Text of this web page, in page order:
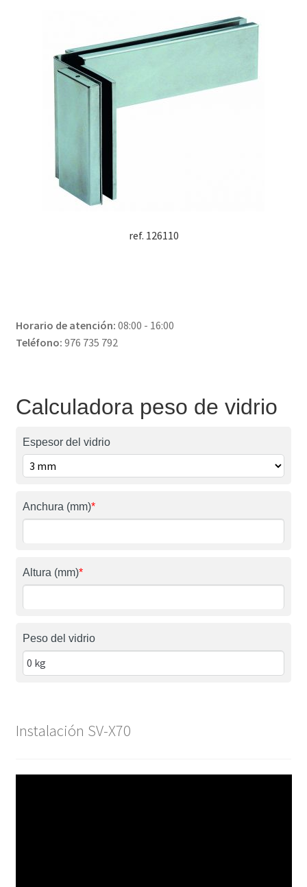
ref. 126110
Horario de atención: 08:00 - 16:00
Teléfono: 976 735 792
Calculadora peso de vidrio
Espesor del vidrio
Anchura (mm)*
Altura (mm)*
Peso del vidrio
Instalación SV-X70